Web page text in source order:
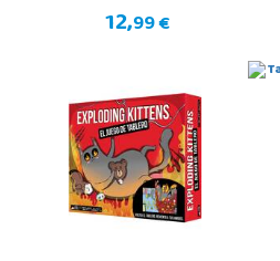
12,99 €